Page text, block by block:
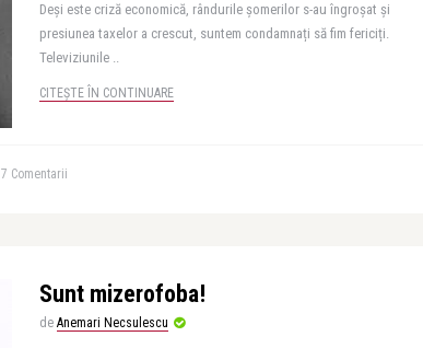
Deși este criză economică, rândurile șomerilor s-au îngroșat și
presiunea taxelor a crescut, suntem condamnați să fim fericiți.
Televiziunile ..
CITEȘTE ÎN CONTINUARE
7 Comentarii
Sunt mizerofoba!
de Anemari Necsulescu